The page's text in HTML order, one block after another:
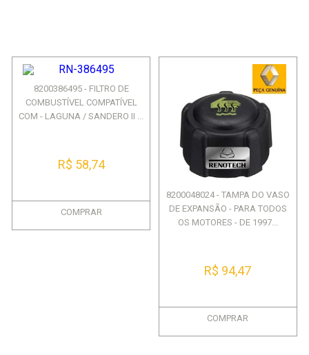
8200386495 - FILTRO DE
COMBUSTÍVEL COMPATÍVEL
COM - LAGUNA / SANDERO II ...
R$ 58,74
COMPRAR
8200048024 - TAMPA DO VASO
DE EXPANSÃO - PARA TODOS
OS MOTORES - DE 1997...
R$ 94,47
COMPRAR